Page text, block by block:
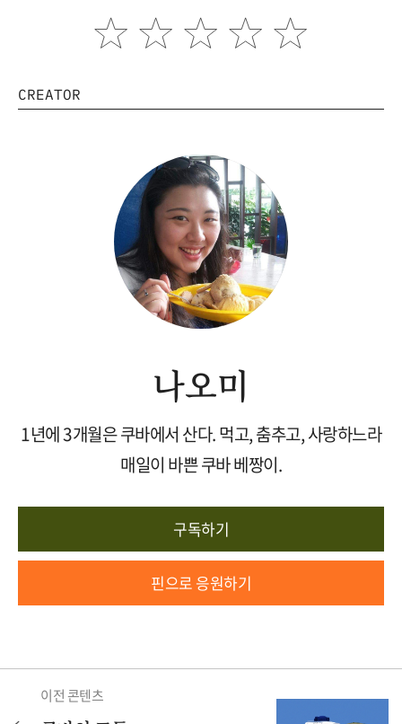
CREATOR
나오미
1년에 3개월은 쿠바에서 산다. 먹고, 춤추고, 사랑하느라
매일이 바쁜 쿠바 베짱이.
구독하기
핀으로 응원하기
이전 콘텐츠